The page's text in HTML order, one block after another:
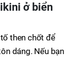
ở biển
tố then chốt để
dáng. Nếu bạn